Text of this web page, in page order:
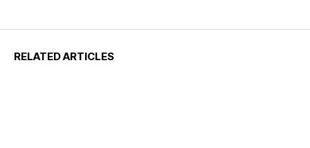
RELATED ARTICLES